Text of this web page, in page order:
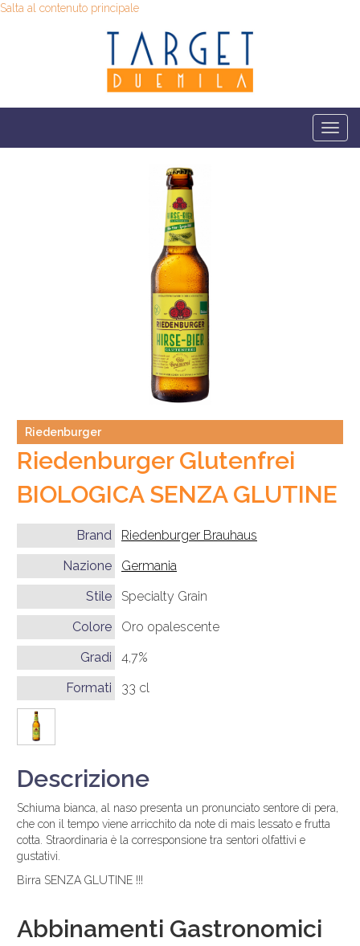
Salta al contenuto principale
Riedenburger
Riedenburger Glutenfrei
BIOLOGICA SENZA GLUTINE
Brand
Riedenburger Brauhaus
Nazione
Germania
Stile
Specialty Grain
Colore
Oro opalescente
Gradi
4,7%
Formati
33 cl
Descrizione
Schiuma bianca, al naso presenta un pronunciato sentore di pera,
che con il tempo viene arricchito da note di mais lessato e frutta
cotta. Straordinaria è la corresponsione tra sentori olfattivi e
gustativi.
Birra SENZA GLUTINE !!!
Abbinamenti Gastronomici